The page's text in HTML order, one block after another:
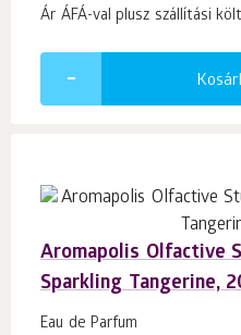
Ár ÁFÁ-val plusz szállítási
Aromapolis Olfactive
Sparkling Tangerine,
Eau de Parfum